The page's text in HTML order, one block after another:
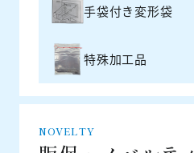
手袋付き変形袋
特殊加工品
NOVELTY